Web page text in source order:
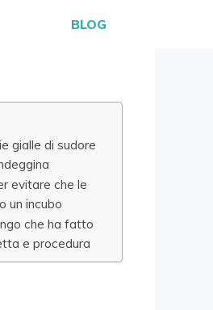
BLOG
gialle di sudore
evitare che le
un incubo
che ha fatto
e procedura